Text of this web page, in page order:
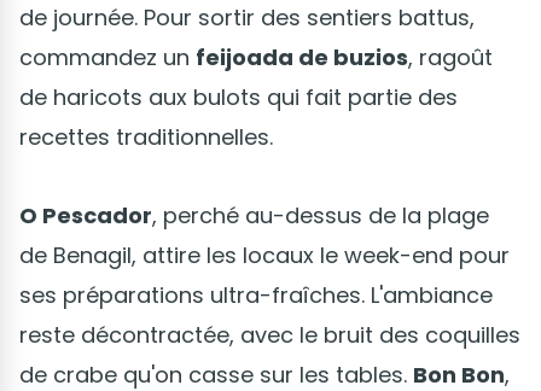
de journée. Pour sortir des sentiers battus,
commandez un feijoada de buzios, ragoût
de haricots aux bulots qui fait partie des
recettes traditionnelles.
O Pescador, perché au-dessus de la plage
de Benagil, attire les locaux le week-end pour
ses préparations ultra-fraîches. L'ambiance
reste décontractée, avec le bruit des coquilles
de crabe qu'on casse sur les tables. Bon Bon,